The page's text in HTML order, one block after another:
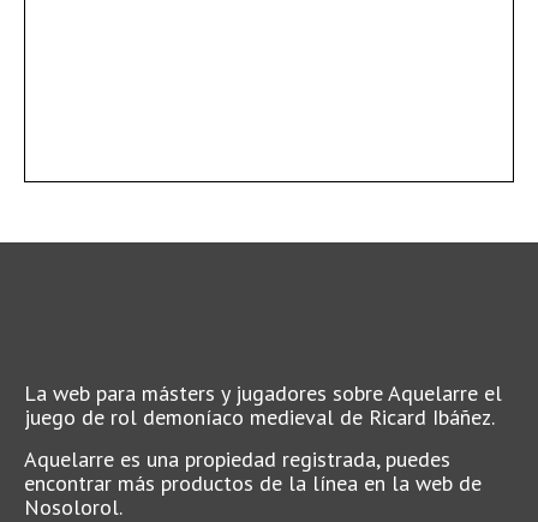
La web para másters y jugadores sobre Aquelarre el
juego de rol demoníaco medieval de Ricard Ibáñez.
Aquelarre es una propiedad registrada, puedes
encontrar más productos de la línea en la web de
Nosolorol.